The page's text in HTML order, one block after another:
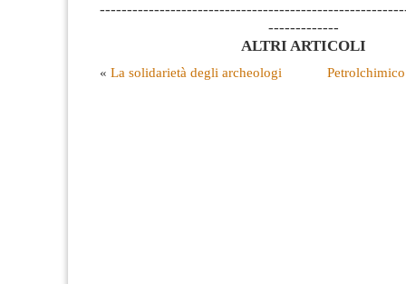
-------------
ALTRI ARTICOLI
« La solidarietà degli archeologi